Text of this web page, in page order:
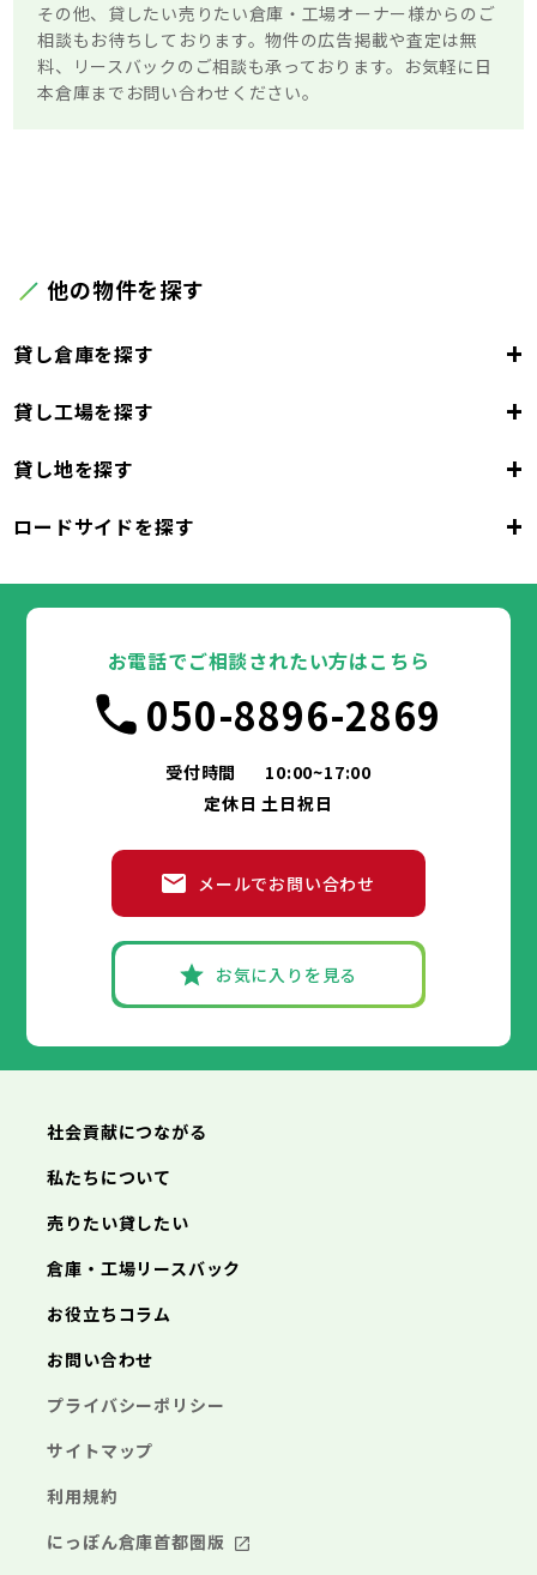
その他、貸したい売りたい倉庫・工場オーナー様からのご
相談もお待ちしております。物件の広告掲載や査定は無
料、リースバックのご相談も承っております。お気軽に日
本倉庫までお問い合わせください。
他の物件を探す
貸し倉庫を探す +
大阪府
大阪市
堺市
枚方市
茨木市
箕面市
柏原市 羽曳野市 門真市
摂津市
大阪狭山市 阪南市
姫路市 尼崎市 明石市
西宮市
伊丹市 相生市
川西市
養父市 丹波市
南あわじ市
淡路市 宍粟市 加東市 たつの市
貸し工場を探す +
大阪府
大阪市
堺市 岸和田市
枚方市
茨木市 八尾市 泉佐野市
富田林市
柏原市 羽曳野市 門真市
摂津市
藤井寺市 東大阪市 泉南市
四條畷市
大阪狭山市 阪南市
芦屋市
赤穂市 西脇市 宝塚市
川西市 小野市 三田市
加西市
丹波篠山市
養父市 丹波市
南あわじ市
宍粟市 加東市 たつの市
貸し地を探す +
大阪府
大阪市
堺市 岸和田市 豊中市
池田市
茨木市 八尾市 泉佐野市
富田林市
寝屋川市
河内長野市 松原市 大東市
和泉市
柏原市 羽曳野市 門真市
摂津市
藤井寺市 東大阪市 泉南市
四條畷市
大阪狭山市 阪南市
姫路市 尼崎市 明石市
西宮市
芦屋市 伊丹市 相生市
豊岡市
加古川市
赤穂市 西脇市 宝塚市
三木市
小野市 三田市
加西市
丹波篠山市
養父市 丹波市
南あわじ市
朝来市
淡路市 宍粟市 加東市 たつの市
ロードサイドを探す +
堺市 岸和田市 豊中市
池田市
泉大津市 高槻市 貝塚市
守口市
茨木市 八尾市 泉佐野市
富田林市
寝屋川市
河内長野市 松原市 大東市
和泉市
柏原市 羽曳野市 門真市
東大阪市 泉南市
大阪狭山市 阪南市
姫路市 尼崎市 明石市
西宮市
伊丹市 相生市
豊岡市
加古川市
赤穂市 西脇市 宝塚市
三木市
高砂市
川西市 小野市 三田市
加西市
丹波篠山市
養父市 丹波市
南あわじ市
お電話でご相談されたい方はこちら
050-8896-2869
受付時間
10:00~17:00
定休日 土日祝日
メールでお問い合わせ
お気に入りを見る
社会貢献につながる
私たちについて
売りたい貸したい
倉庫・工場リースバック
お役立ちコラム
お問い合わせ
プライバシーポリシー
サイトマップ
利用規約
にっぽん倉庫首都圏版